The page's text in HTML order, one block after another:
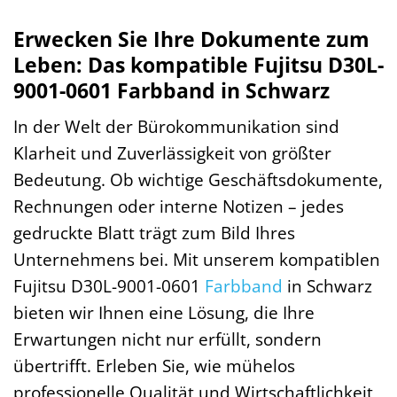
Erwecken Sie Ihre Dokumente zum
Leben: Das kompatible Fujitsu D30L-
9001-0601 Farbband in Schwarz
In der Welt der Bürokommunikation sind
Klarheit und Zuverlässigkeit von größter
Bedeutung. Ob wichtige Geschäftsdokumente,
Rechnungen oder interne Notizen – jedes
gedruckte Blatt trägt zum Bild Ihres
Unternehmens bei. Mit unserem kompatiblen
Fujitsu D30L-9001-0601 Farbband in Schwarz
bieten wir Ihnen eine Lösung, die Ihre
Erwartungen nicht nur erfüllt, sondern
übertrifft. Erleben Sie, wie mühelos
professionelle Qualität und Wirtschaftlichkeit